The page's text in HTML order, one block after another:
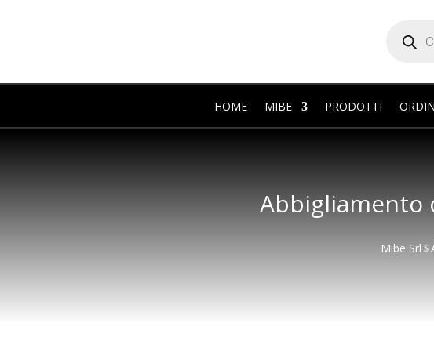
search
HOME MIBE PRODOTTI
Abbigliamento
Mibe Srl $